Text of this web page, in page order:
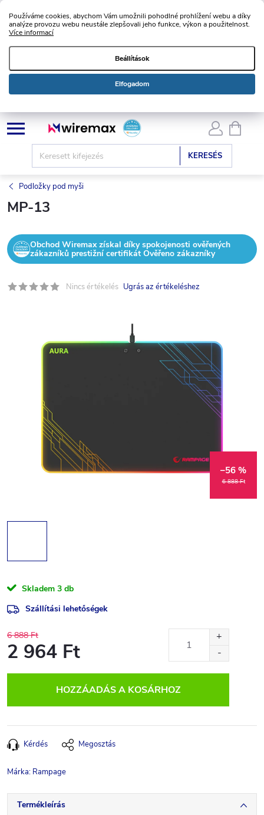
Používáme cookies, abychom Vám umožnili pohodlné prohlížení webu a díky
analýze provozu webu neustále zlepšovali jeho funkce, výkon a použitelnost.
Více informací
Beállítások
Elfogadom
Ugrás
KERESÉS
Podložky pod myši
MP-13
Obchod Wiremax získal díky spokojenosti ověřených
zákazníků prestižní certifikát Ověřeno zákazníky
Nincs értékelés Ugrás az értékeléshez
6 888 Ft
–56 %
Skladem 3 db
Szállítási lehetőségek
6 888 Ft
2 964 Ft
HOZZÁADÁS A KOSÁRHOZ
Kérdés Megosztás
Márka: Rampage
Termékleírás